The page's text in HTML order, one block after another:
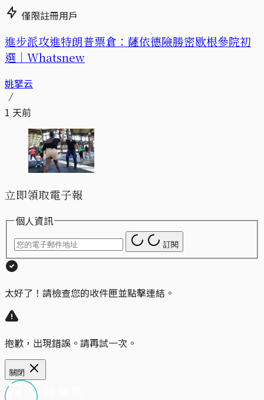
僅限註冊用戶
進步派攻進特朗普票倉：薩依德險勝密歇根參院初
選｜Whatsnew
姚拏云
1 天前
立即領取電子報
個人資訊
訂閱
太好了！請檢查您的收件匣並點擊連結。
抱歉，出現錯誤。請再試一次。
關閉